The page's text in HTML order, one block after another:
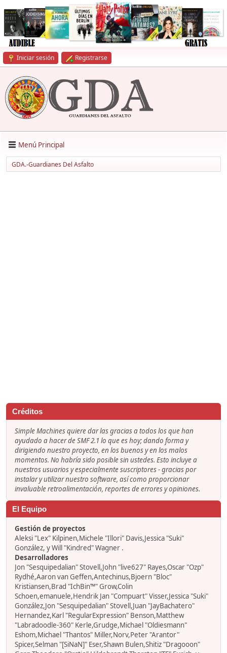
Iniciar sesión Registrarse
Menú Principal
GDA.-Guardianes Del Asfalto
Créditos
Simple Machines quiere dar las gracias a todos los que han
ayudado a hacer de SMF 2.1 lo que es hoy; dando forma y
dirigiendo nuestro proyecto, en los buenos y en los malos
momentos. No habría sido posible sin ustedes. Esto incluye a
nuestros usuarios y especialmente suscriptores - gracias por
instalar y utilizar nuestro software, así como proporcionar
invaluable retroalimentación, reportes de errores y opiniones.
El Equipo
Gestión de proyectos
Aleksi "Lex" Kilpinen,Michele "Illori" Davis,Jessica "Suki"
González, y Will "Kindred" Wagner .
Desarrolladores
Jon "Sesquipedalian" Stovell,John "live627" Rayes,Oscar "Ozp"
Rydhé,Aaron van Geffen,Antechinus,Bjoern "Bloc"
Kristiansen,Brad "IchBin™" Grow,Colin
Schoen,emanuele,Hendrik Jan "Compuart" Visser,Jessica "Suki"
González,Jon "Sesquipedalian" Stovell,Juan "JayBachatero"
Hernandez,Karl "RegularExpression" Benson,Matthew
"Labradoodle-360" Kerle,Grudge,Michael "Oldiesmann"
Eshom,Michael "Thantos" Miller,Norv,Peter "Arantor"
Spicer,Selman "[SiNaN]" Eser,Shawn Bulen,Shitiz "Dragooon"